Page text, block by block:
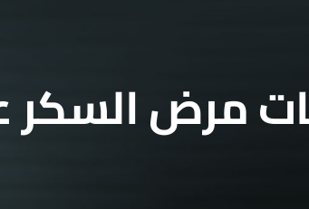
مرض السكر